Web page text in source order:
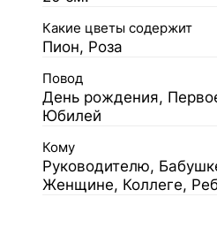
Какие цветы содержит
Пион, Роза
Повод
День рождения,
Юбилей
Кому
Руководителю,
Женщине, Коллеге,